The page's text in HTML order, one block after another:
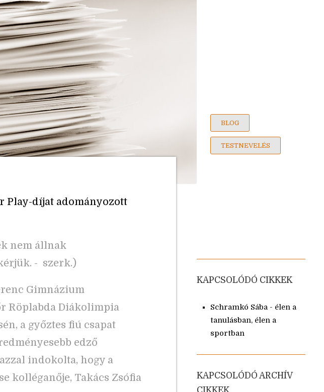
BLOG
TESTNEVELÉS
Play-díjat adományozott
nem állnak
- szerk.)
Gimnázium
Röplabda Diákolimpia
a győztes fiú csapat
edző
indokolta, hogy a
kolléganője, Takács Zsófia
KAPCSOLÓDÓ CIKKEK
Schramkó Sába - élen a
tanulásban, élen a
sportban
KAPCSOLÓDÓ ARCHÍV
CIKKEK